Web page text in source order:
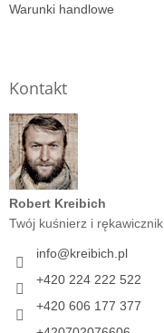
Warunki handlowe
Kontakt
Robert Kreibich
Twój kuśnierz i rękawicznik
info@kreibich.pl
+420 224 222 522
+420 606 177 377